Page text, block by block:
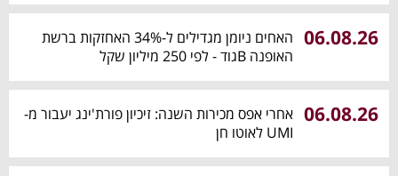
06.08.26
האחים ניומן מגדילים ל-34% האחזקות ברשת
האופנה Bגוד - לפי 250 מיליון שקל
06.08.26 אחרי אפס מכירות השנה: זיכיון פורת'ינג יעבור מ-
UMI לאוטו חן